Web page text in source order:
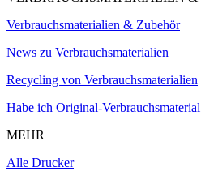
Verbrauchsmaterialien & Zubehör
News zu Verbrauchsmaterialien
Recycling von Verbrauchsmaterialien
Habe ich Original-
MEHR
Alle Drucker